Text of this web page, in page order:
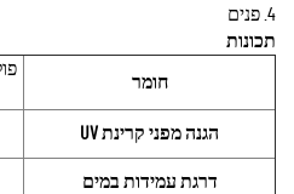
4. פנים
תכונות
חומר
הגנה מפני קרינת UV
דרגת עמידות במים